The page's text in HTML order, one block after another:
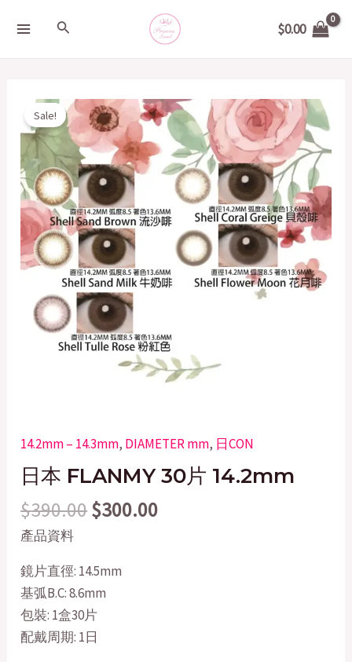
Search $0.00
Sale!
14.2mm – 14.3mm, DIAMETER mm, 日CON
日本 FLANMY 30片 14.2mm
$390.00
Original
price
was:
$390.00.
$300.00
Current
price
is:
$300.00.
產品資料
鏡片直徑: 14.5mm
基弧B.C: 8.6mm
包裝: 1盒30片
配戴周期: 1日
本
FLANMY
30
片
14.2mm
quantity